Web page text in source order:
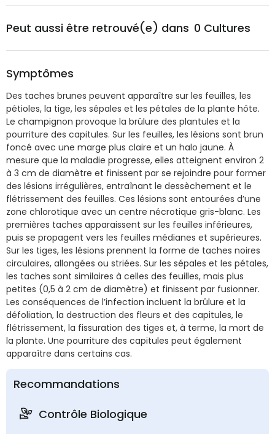
Peut aussi être retrouvé(e) dans 0 Cultures
Symptômes
Des taches brunes peuvent apparaître sur les feuilles, les
pétioles, la tige, les sépales et les pétales de la plante hôte.
Le champignon provoque la brûlure des plantules et la
pourriture des capitules. Sur les feuilles, les lésions sont brun
foncé avec une marge plus claire et un halo jaune. À
mesure que la maladie progresse, elles atteignent environ 2
à 3 cm de diamètre et finissent par se rejoindre pour former
des lésions irrégulières, entraînant le dessèchement et le
flétrissement des feuilles. Ces lésions sont entourées d’une
zone chlorotique avec un centre nécrotique gris-blanc. Les
premières taches apparaissent sur les feuilles inférieures,
puis se propagent vers les feuilles médianes et supérieures.
Sur les tiges, les lésions prennent la forme de taches noires
circulaires, allongées ou striées. Sur les sépales et les pétales,
les taches sont similaires à celles des feuilles, mais plus
petites (0,5 à 2 cm de diamètre) et finissent par fusionner.
Les conséquences de l’infection incluent la brûlure et la
défoliation, la destruction des fleurs et des capitules, le
flétrissement, la fissuration des tiges et, à terme, la mort de
la plante. Une pourriture des capitules peut également
apparaître dans certains cas.
Recommandations
Contrôle Biologique